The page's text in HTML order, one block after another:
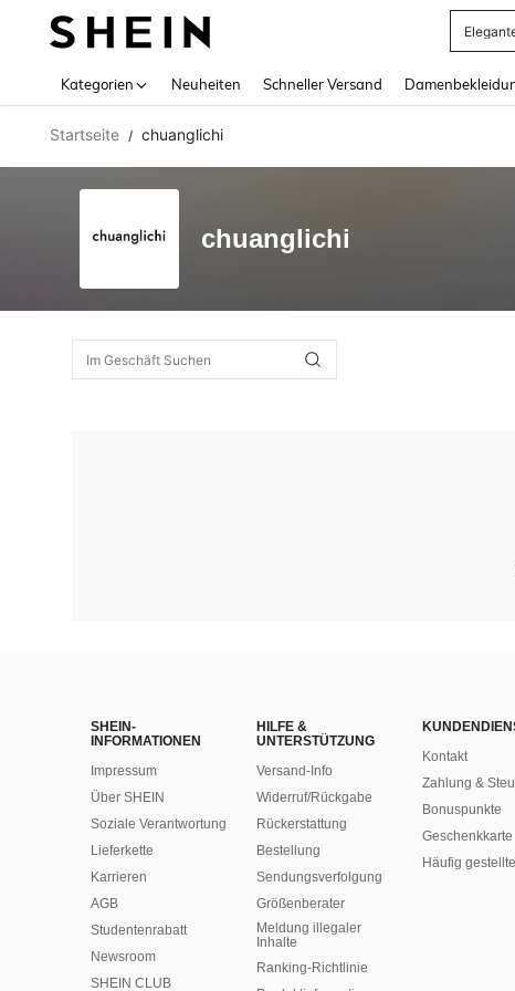
Kategorien Neuheiten Schneller Versand
Startseite / chuanglichi
chuanglichi
SHEIN-
INFORMATIONEN
Impressum
Über SHEIN
Soziale Verantwortung
Lieferkette
Karrieren
AGB
Studentenrabatt
Newsroom
SHEIN CLUB
HILFE &
UNTERSTÜTZUNG
Versand-Info
Widerruf/Rückgabe
Rückerstattung
Bestellung
Sendungsverfolgung
Größenberater
Meldung illegaler
Inhalte
Ranking-Richtlinie
Kontakt
Zahlung &
Bonuspunkte
Geschenkkarte
Häufig